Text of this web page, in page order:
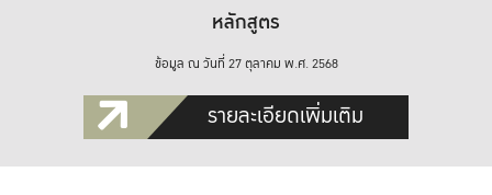
หลักสูตร
ข้อมูล ณ วันที่ 27 ตุลาคม พ.ศ. 2568
รายละเอียดเพิ่มเติม